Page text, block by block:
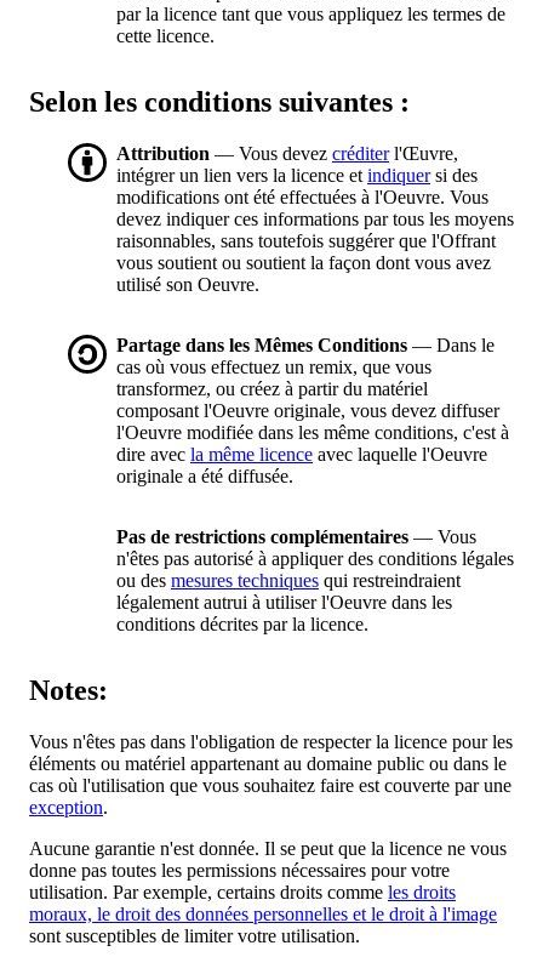
par la licence tant que vous appliquez les termes de
cette licence.
Selon les conditions suivantes :
Attribution — Vous devez créditerl'Œuvre,
intégrer un lien vers la licence et indiquersi des
modifications ont été effectuées à l'Oeuvre. Vous
devez indiquer ces informations par tous les moyens
raisonnables, sans toutefois suggérer que l'Offrant
vous soutient ou soutient la façon dont vous avez
utilisé son Oeuvre.
Partage dans les Mêmes Conditions — Dans le
cas où vous effectuez un remix, que vous
transformez, ou créez à partir du matériel
composant l'Oeuvre originale, vous devez diffuser
l'Oeuvre modifiée dans les même conditions, c'est à
dire avec la même licence avec laquelle l'Oeuvre
originale a été diffusée.
Pas de restrictions complémentaires — Vous
n'êtes pas autorisé à appliquer des conditions légales
ou des mesures techniques qui restreindraient
légalement autrui à utiliser l'Oeuvre dans les
conditions décrites par la licence.
Notes:
Vous n'êtes pas dans l'obligation de respecter la licence pour les
éléments ou matériel appartenant au domaine public ou dans le
cas où l'utilisation que vous souhaitez faire est couverte par une
exception.
Aucune garantie n'est donnée. Il se peut que la licence ne vous
donne pas toutes les permissions nécessaires pour votre
utilisation. Par exemple, certains droits comme les droits
moraux, le droit des données personnelles et le droit à l'image
sont susceptibles de limiter votre utilisation.